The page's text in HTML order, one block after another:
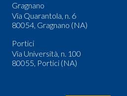
Gragnano
Via Quarantola, n. 6
80054, Gragnano (NA)
Portici
Via Università, n. 100
80055, Portici (NA)